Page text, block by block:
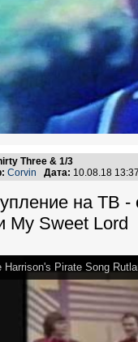
Three & 1/3
Corvin Дата: 10.08.18
на ТВ -
My Sweet Lord
Harrison's Pirate Song